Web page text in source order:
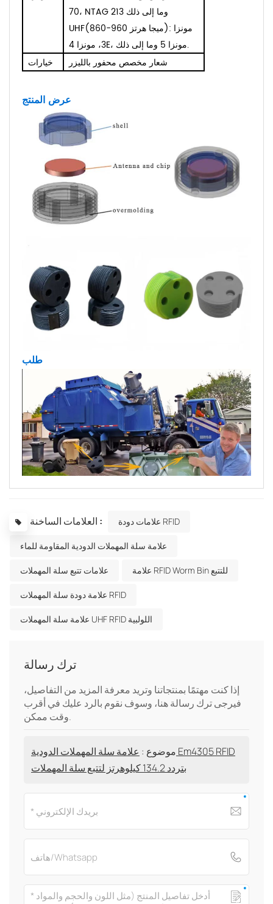
70، NTAG 213 وما إلى ذلك
UHF(860-960 ميجا هرتز): مونزا
3، مونزا 4E، مونزا 5 وما إلى ذلك.
خيارات
شعار مخصص محفور بالليزر
عرض المنتج
طلب
العلامات الساخنة : علامات دودة RFID
علامة سلة المهملات الدودية المقاومة للماء
علامات تتبع سلة المهملات علامة RFID Worm Bin للتتبع
علامة دودة سلة المهملات RFID
علامة سلة المهملات UHF RFID اللولبية
ترك رسالة
إذا كنت مهتمًا بمنتجاتنا وتريد معرفة المزيد من التفاصيل،
فيرجى ترك رسالة هنا، وسوف نقوم بالرد عليك في أقرب
وقت ممكن.
موضوع : علامة سلة المهملات الدودية Em4305 RFID
بتردد 134.2 كيلوهرتز لتتبع سلة المهملات